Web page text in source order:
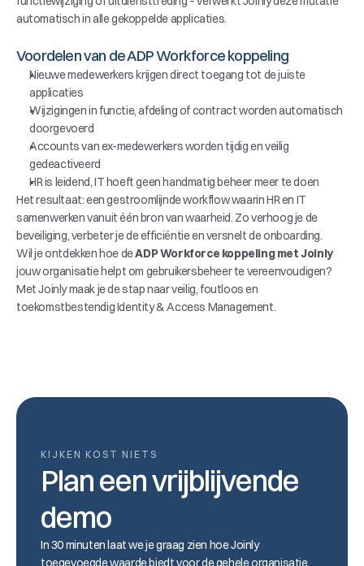
automatisch in alle gekoppelde applicaties.
Voordelen van de ADP Workforce koppeling
Nieuwe medewerkers krijgen direct toegang tot de juiste
applicaties
Wijzigingen in functie, afdeling of contract worden automatisch
doorgevoerd
Accounts van ex-medewerkers worden tijdig en veilig
gedeactiveerd
HR is leidend, IT hoeft geen handmatig beheer meer te doen
Het resultaat: een gestroomlijnde workflow waarin HR en IT
samenwerken vanuit één bron van waarheid. Zo verhoog je de
beveiliging, verbeter je de efficiëntie en versnelt de onboarding.
Wil je ontdekken hoe de ADP Workforce koppeling met Joinly
jouw organisatie helpt om gebruikersbeheer te vereenvoudigen?
Met Joinly maak je de stap naar veilig, foutloos en
toekomstbestendig Identity & Access Management.
KIJKEN KOST NIETS
Plan een vrijblijvende
demo
In 30 minuten laat we je graag zien hoe Joinly
toegevoegde waarde biedt voor de gehele organisatie.